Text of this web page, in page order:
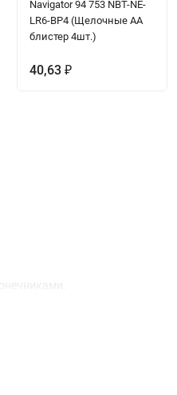
Navigator 94 753 NBT-NE-
LR6-BP4 (Щелочные АА
блистер 4шт.)
40,63 ₽